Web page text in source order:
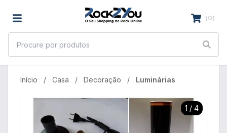
(0)
Início Casa Decoração Luminárias
1 / 4